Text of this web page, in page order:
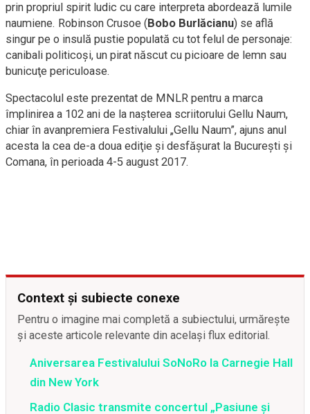
prin propriul spirit ludic cu care interpreta abordează lumile
naumiene. Robinson Crusoe ( Bobo Burlăcianu) se află
singur pe o insulă pustie populată cu tot felul de personaje:
canibali politicoşi, un pirat născut cu picioare de lemn sau
bunicuţe periculoase.
Spectacolul este prezentat de MNLR pentru a marca
împlinirea a 102 ani de la naşterea scriitorului Gellu Naum,
chiar în avanpremiera Festivalului „Gellu Naum”, ajuns anul
acesta la cea de-a doua ediţie şi desfăşurat la Bucureşti şi
Comana, în perioada 4-5 august 2017.
Context și subiecte conexe
Pentru o imagine mai completă a subiectului, urmărește
și aceste articole relevante din același flux editorial.
Aniversarea Festivalului SoNoRo la Carnegie Hall
din New York
Radio Clasic transmite concertul „Pasiune și